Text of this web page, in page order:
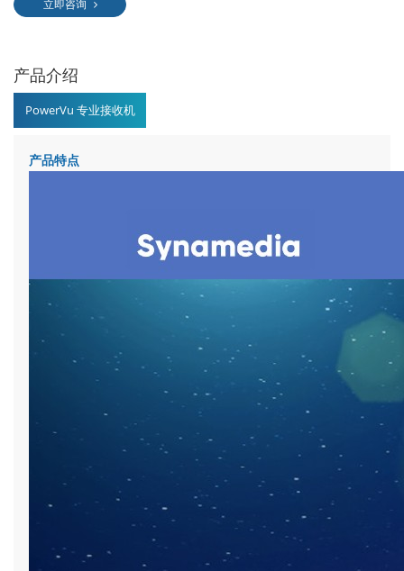
立即咨询
产品介绍
PowerVu 专业接收机
产品特点